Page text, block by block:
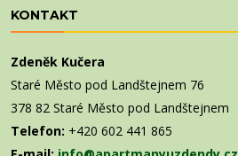
KONTAKT
Zdeněk Kučera
Staré Město pod Landštejnem 76
378 82 Staré Město pod Landštejnem
Telefon: +420 602 441 865